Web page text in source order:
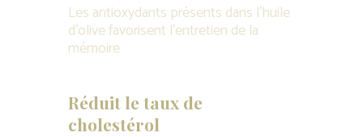
Les antioxydants présents dans l’huile
d’olive favorisent l’entretien de la
mémoire
Réduit le taux de
cholestérol